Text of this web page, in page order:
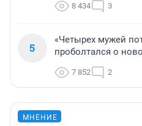
8 434 3
5
«Четырех мужей
проболтался о
7 852 2
МНЕНИЕ